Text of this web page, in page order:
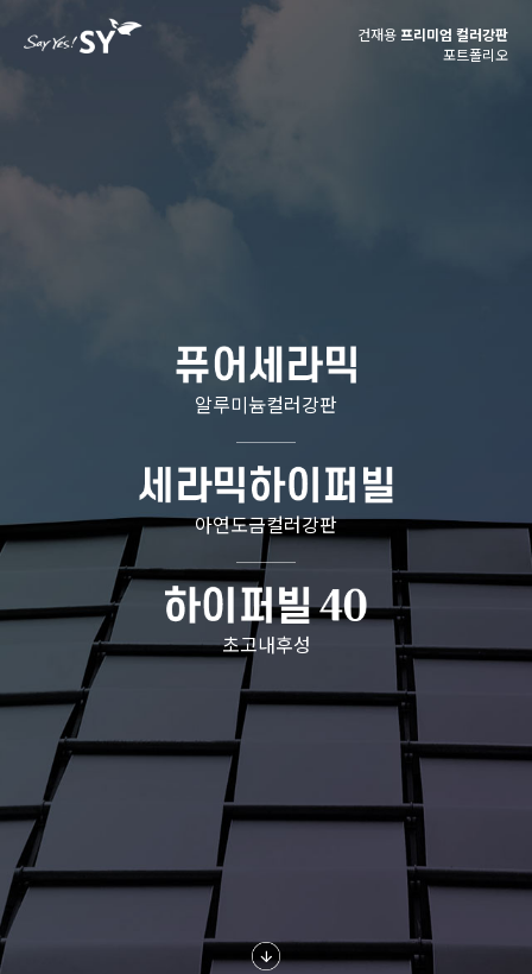
건재용 프리미엄 컬러강판
포트폴리오
알루미늄컬러강판
아연도금컬러강판
초고내후성